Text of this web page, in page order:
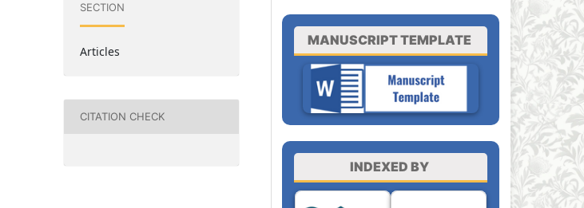
SECTION
Articles
CITATION CHECK
MANUSCRIPT TEMPLATE
INDEXED BY